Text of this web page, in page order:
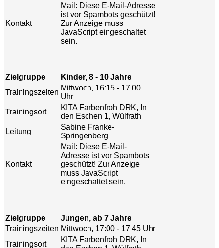
Kontakt
Mail: Diese E-Mail-Adresse
ist vor Spambots geschützt!
Zur Anzeige muss
JavaScript eingeschaltet
sein.
Zielgruppe
Kinder, 8 - 10 Jahre
Trainingszeiten
Mittwoch, 16:15 - 17:00
Uhr
Trainingsort
KITA Farbenfroh DRK, In
den Eschen 1, Wülfrath
Leitung
Sabine Franke-
Springenberg
Kontakt
Mail: Diese E-Mail-
Adresse ist vor Spambots
geschützt! Zur Anzeige
muss JavaScript
eingeschaltet sein.
Zielgruppe
Jungen, ab 7 Jahre
Trainingszeiten Mittwoch, 17:00 - 17:45 Uhr
Trainingsort
KITA Farbenfroh DRK, In